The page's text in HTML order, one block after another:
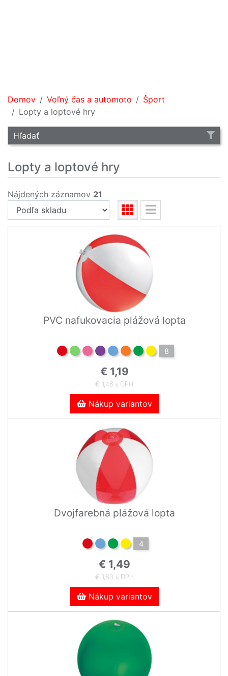
Domov Voľný čas a automoto
Šport
Lopty a loptové hry
Hľadať
Lopty a loptové hry
Nájdených záznamov 21
PVC nafukovacia plážová lopta
8
€ 1,19
€ 1,46 s DPH
Nákup variantov
Dvojfarebná plážová lopta
4
€ 1,49
€ 1,83 s DPH
Nákup variantov